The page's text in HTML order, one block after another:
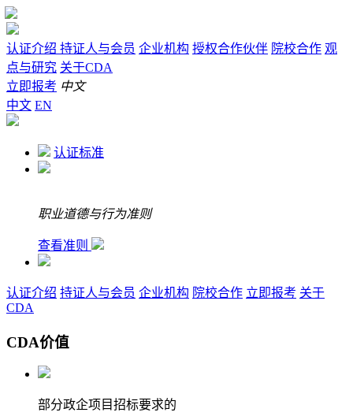
认证介绍 持证人与会员 企业机构 授权合作伙伴 院校合作 观
点与研究 关于CDA
立即报考 中文
中文 EN
认证标准
职业道德与行为准则
查看准则
认证介绍 持证人与会员 企业机构 院校合作 立即报考 关于
CDA
CDA价值
部分政企项目招标要求的